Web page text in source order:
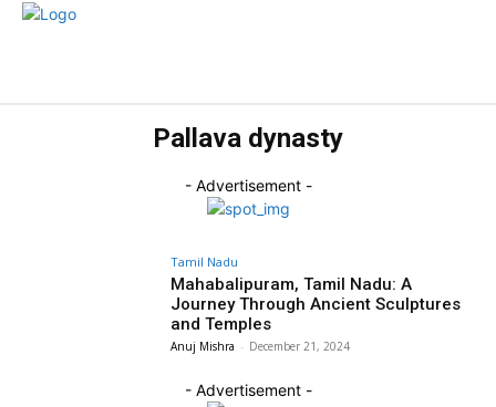
Pallava dynasty
- Advertisement -
Tamil Nadu
Mahabalipuram, Tamil Nadu: A
Journey Through Ancient Sculptures
and Temples
Anuj Mishra - December 21, 2024
- Advertisement -